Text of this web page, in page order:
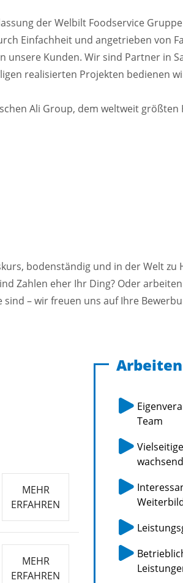
der Welbilt Foodservice
Einfachheit und angetrieben von
unsere Kunden. Wir sind Partner in
realisierten Projekten bedienen
Ali Group, dem weltweit
bodenständig und in der Welt zu
Zahlen eher Ihr Ding? Oder
– wir freuen uns auf Ihre
MEHR
ERFAHREN
MEHR
ERFAHREN
Team